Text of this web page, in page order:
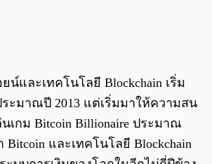
น์และเทคโนโลยี Blockchain เริ่ม
ะมาณปี 2013 แต่เริ่มมาให้ความสน
เกม Bitcoin Billionaire ประมาณ
Bitcoin และเทคโนโลยี Blockchain